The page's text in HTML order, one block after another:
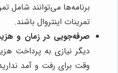
برنامه‌ها می‌توانند شامل
تمرینات اینتروال باشند.
صرفه‌جویی در زمان و
دیگر نیازی به پرداخت
وقت برای رفت و آمد